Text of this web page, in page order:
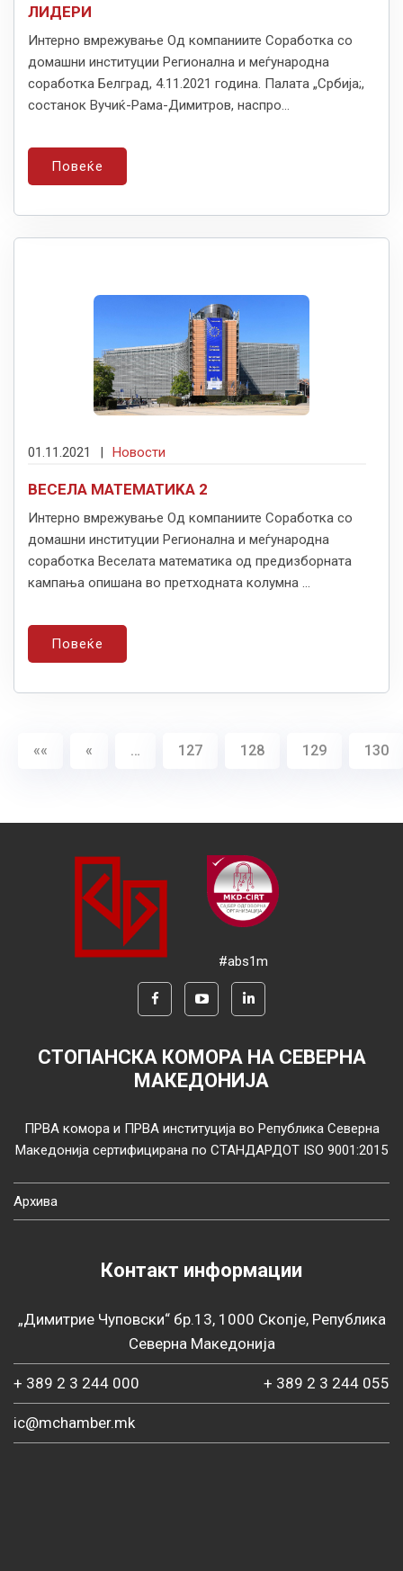
ЛИДЕРИ
Интерно вмрежување Од компаниите Соработка со
домашни институции Регионална и меѓународна
соработка Белград, 4.11.2021 година. Палата „Србија;,
состанок Вучиќ-Рама-Димитров, наспро...
Повеќе
01.11.2021 | Новости
ВЕСЕЛА МАТЕМАТИKА 2
Интерно вмрежување Од компаниите Соработка со
домашни институции Регионална и меѓународна
соработка Веселата математика од предизборната
кампања опишана во претходната колумна ...
Повеќе
«« « … 127 128 129 130
#abs1m
СТОПАНСКА КОМОРА НА СЕВЕРНА
МАКЕДОНИЈА
ПРВА комора и ПРВА институција во Република Северна
Македонија сертифицирана по СТАНДАРДОТ ISO 9001:2015
Архива
Контакт информации
„Димитрие Чуповски“ бр.13, 1000 Скопје, Република
Северна Македонија
+ 389 2 3 244 000 + 389 2 3 244 055
ic@mchamber.mk